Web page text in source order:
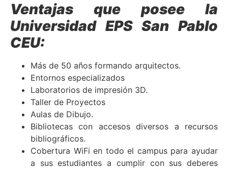
Ventajas que posee la
Universidad EPS San Pablo
CEU:
Más de 50 años formando arquitectos.
Entornos especializados
Laboratorios de impresión 3D.
Taller de Proyectos
Aulas de Dibujo.
Bibliotecas con accesos diversos a recursos
bibliográficos.
Cobertura WiFi en todo el campus para ayudar
a sus estudiantes a cumplir con sus deberes